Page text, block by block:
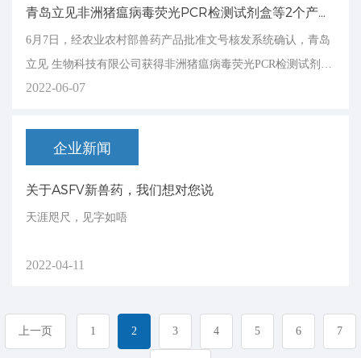
6月7日，经农业农村部兽药产品批准文号核发系统确认，青岛
立见 生物科技有限公司获得非洲猪瘟病毒荧光PCR检测试剂盒
（兽药生字：154028912)、非洲猪瘟病毒荧光PCR检测试剂盒
2022-06-07
企业新闻
关于ASFV新兽药，我们想对您说
天涯咫尺，见字如唔
2022-04-11
上一页 1 2 3 4 5 6 7